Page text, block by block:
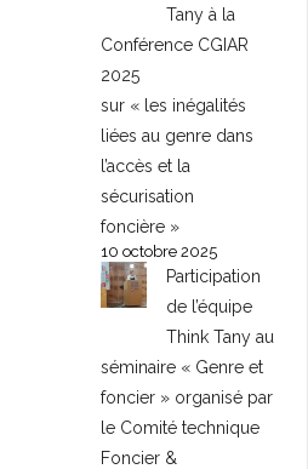
Tany à la
Conférence CGIAR
2025
sur « les inégalités
liées au genre dans
l’accès et la
sécurisation
foncière »
10 octobre 2025
Participation
de l’équipe
Think Tany au
séminaire « Genre et
foncier » organisé par
le Comité technique
Foncier &